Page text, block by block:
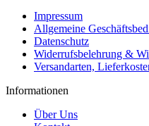
Impressum
Allgemeine
Datenschutz
Widerrufsbelehrung &
Versandarten,
Informationen
Über Uns